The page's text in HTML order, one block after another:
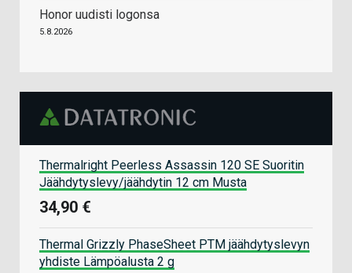
Honor uudisti logonsa
5.8.2026
Thermalright Peerless Assassin 120 SE Suoritin
Jäähdytyslevy/jäähdytin 12 cm Musta
34,90 €
Thermal Grizzly PhaseSheet PTM jäähdytyslevyn
yhdiste Lämpöalusta 2 g